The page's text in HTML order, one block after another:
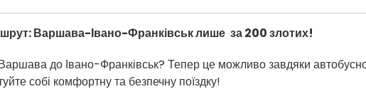
Варшава-Івано-Франківськ лише за 200 злотих!
до Івано-Франківськ? Тепер це можливо завдяки
собі комфортну та безпечну поїздку!